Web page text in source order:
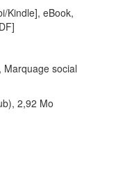
Kindle], eBook,
Marquage social
2,92 Mo